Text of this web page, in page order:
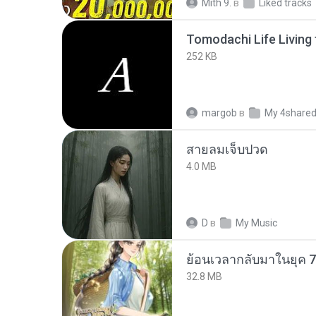
Mith 9. в Liked tracks
252 KB
margob в My 4shared
สายลมเจ็บปวด
4.0 MB
D в My Music
32.8 MB